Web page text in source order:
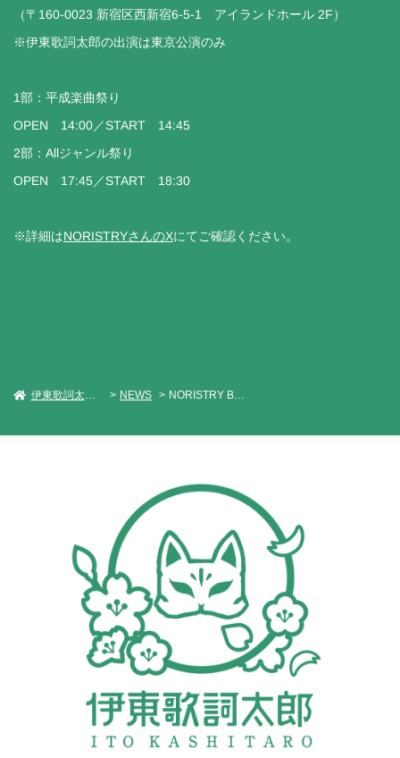
（〒160-0023 新宿区西新宿6-5-1 アイランドホール 2F）
※伊東歌詞太郎の出演は東京公演のみ
1部：平成楽曲祭り
OPEN 14:00／START 14:45
2部：Allジャンル祭り
OPEN 17:45／START 18:30
※詳細はNORISTRYさんのXにてご確認ください。
伊東歌詞太郎 Official Web Site NEWS NORISTRY BIRTHDAY LIVE「大祭り2026」東京公演出演決定！